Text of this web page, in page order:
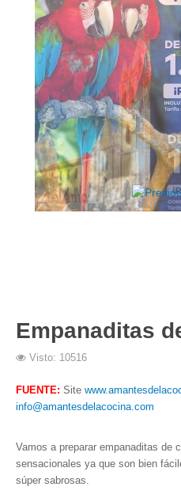
Empanaditas
Visto: 10516
FUENTE: Site
info@amantesdelacocina.com
Vamos a preparar empanaditas de
sensacionales ya que son bien
súper sabrosas.